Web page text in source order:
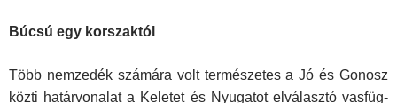
Búcsú egy korszaktól
Több nemzedék számára volt természetes a Jó és Gonosz
közti határvonalat a Keletet és Nyugatot elválasztó vasfüg­